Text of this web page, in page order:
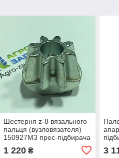
Шестерня z-8 вязального
пальця (вузловязателя)
150927M3 прес-підбирача
Massey Ferguson 10/8, 15,
15/8, 20/8 (8 зубців)
1 220₴
20/8
3